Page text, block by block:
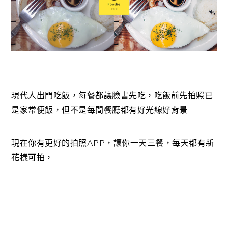
現代人出門吃飯，每餐都讓臉書先吃，吃飯前先拍照已
是家常便飯，但不是每間餐廳都有好光線好背景
現在你有更好的拍照APP，讓你一天三餐，每天都有新
花樣可拍，